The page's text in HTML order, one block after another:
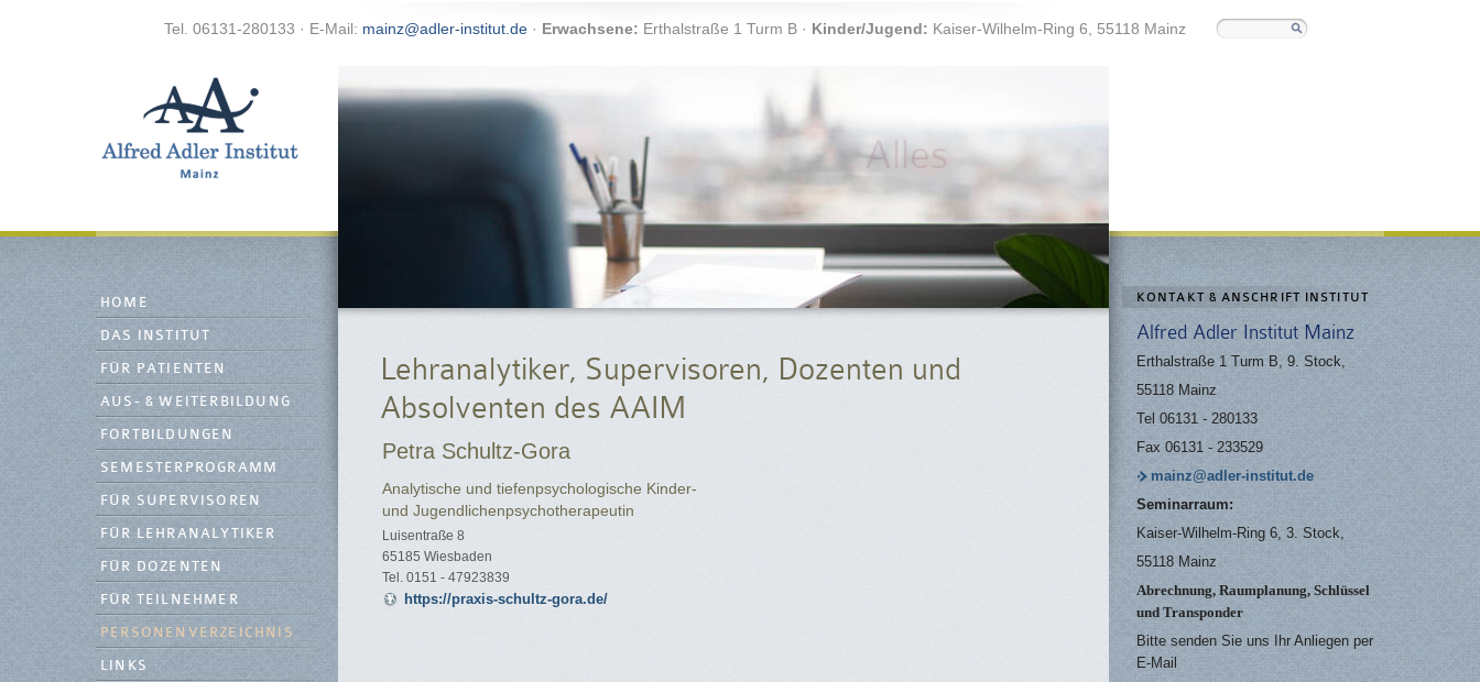
Tel. 06131-280133 · E-Mail: mainz@adler-institut.de · Erwachsene: Erthalstraße 1 Turm B · Kinder/Jugend: Kaiser-Wilhelm-Ring 6, 55118 Mainz
HOME
DAS INSTITUT
FÜR PATIENTEN
AUS- & WEITERBILDUNG
FORTBILDUNGEN
SEMESTERPROGRAMM
FÜR SUPERVISOREN
FÜR LEHRANALYTIKER
FÜR DOZENTEN
FÜR TEILNEHMER
PERSONENVERZEICHNIS
LINKS
Alles
Lehranalytiker, Supervisoren, Dozenten und
Absolventen des AAIM
Petra Schultz-Gora
Analytische und tiefenpsychologische Kinder-
und Jugendlichenpsychotherapeutin
Luisentraße 8
65185 Wiesbaden
Tel. 0151 - 47923839
https://praxis-schultz-gora.de/
KONTAKT & ANSCHRIFT INSTITUT
Alfred Adler Institut Mainz
Erthalstraße 1 Turm B, 9. Stock,
55118 Mainz
Tel 06131 - 280133
Fax 06131 - 233529
mainz@adler-institut.de
Seminarraum:
Kaiser-Wilhelm-Ring 6, 3. Stock,
55118 Mainz
Abrechnung, Raumplanung, Schlüssel
und Transponder
Bitte senden Sie uns Ihr Anliegen per
E-Mail